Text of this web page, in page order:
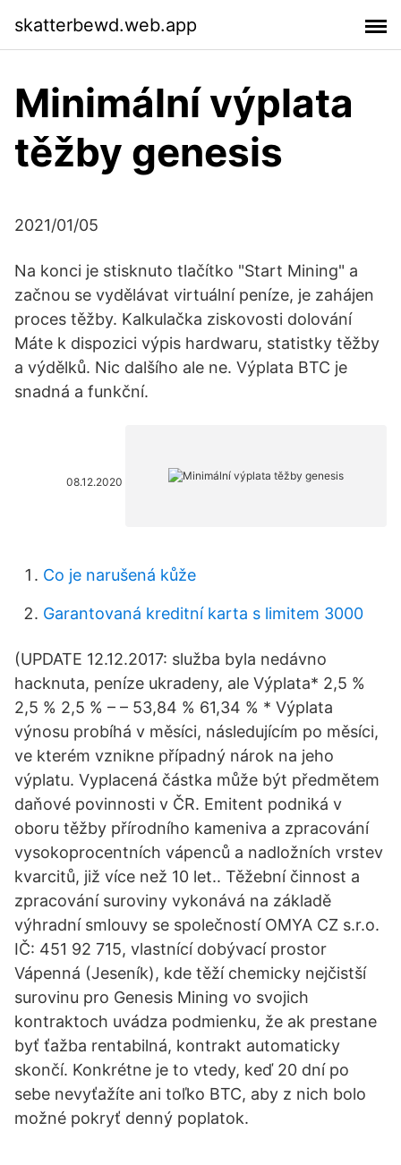
skatterbewd.web.app
Minimální výplata
těžby genesis
2021/01/05
Na konci je stisknuto tlačítko "Start Mining" a
začnou se vydělávat virtuální peníze, je zahájen
proces těžby. Kalkulačka ziskovosti dolování
Máte k dispozici výpis hardwaru, statistky těžby
a výdělků. Nic dalšího ale ne. Výplata BTC je
snadná a funkční.
08.12.2020
Co je narušená kůže
Garantovaná kreditní karta s limitem 3000
(UPDATE 12.12.2017: služba byla nedávno
hacknuta, peníze ukradeny, ale Výplata* 2,5 %
2,5 % 2,5 % – – 53,84 % 61,34 % * Výplata
výnosu probíhá v měsíci, následujícím po měsíci,
ve kterém vznikne případný nárok na jeho
výplatu. Vyplacená částka může být předmětem
daňové povinnosti v ČR. Emitent podniká v
oboru těžby přírodního kameniva a zpracování
vysokoprocentních vápenců a nadložních vrstev
kvarcitů, již více než 10 let.. Těžební činnost a
zpracování suroviny vykonává na základě
výhradní smlouvy se společností OMYA CZ s.r.o.
IČ: 451 92 715, vlastnící dobývací prostor
Vápenná (Jeseník), kde těží chemicky nejčistší
surovinu pro Genesis Mining vo svojich
kontraktoch uvádza podmienku, že ak prestane
byť ťažba rentabilná, kontrakt automaticky
skončí. Konkrétne je to vtedy, keď 20 dní po
sebe nevyťažíte ani toľko BTC, aby z nich bolo
možné pokryť denný poplatok.